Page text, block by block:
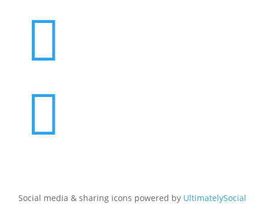


Social media & sharing icons powered by UltimatelySocial